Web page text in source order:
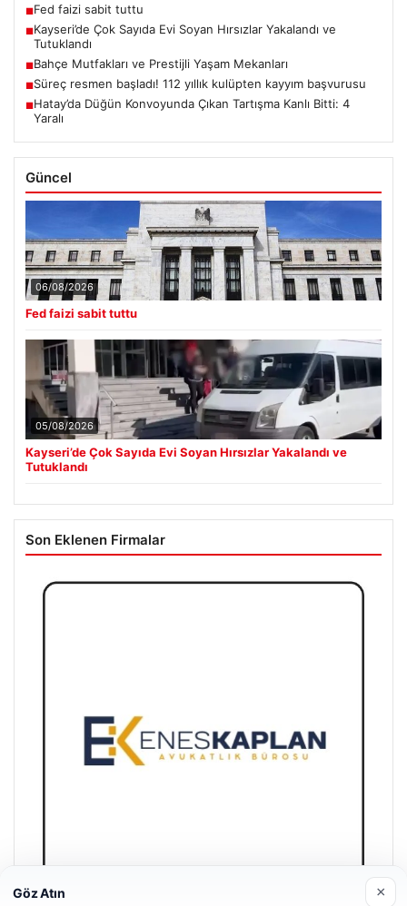
■Fed faizi sabit tuttu
■Kayseri’de Çok Sayıda Evi Soyan Hırsızlar Yakalandı ve
Tutuklandı
■Bahçe Mutfakları ve Prestijli Yaşam Mekanları
■Süreç resmen başladı! 112 yıllık kulüpten kayyım başvurusu
■Hatay’da Düğün Konvoyunda Çıkan Tartışma Kanlı Bitti: 4
Yaralı
Güncel
06/08/2026
Fed faizi sabit tuttu
05/08/2026
Kayseri’de Çok Sayıda Evi Soyan Hırsızlar Yakalandı ve
Tutuklandı
Son Eklenen Firmalar
Göz Atın ×